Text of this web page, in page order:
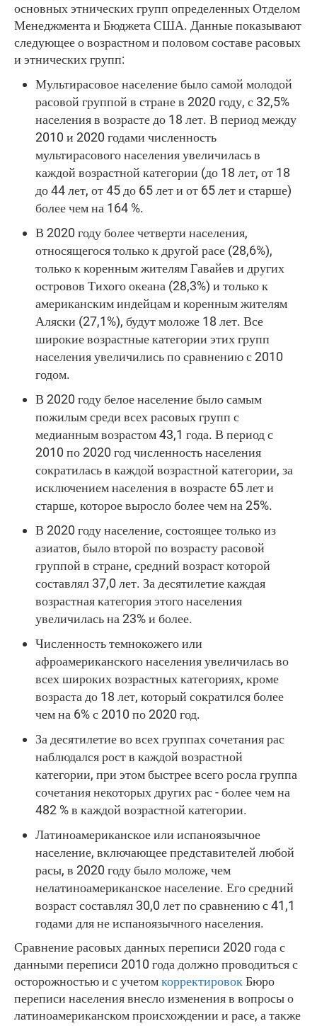
основных этнических групп определенных Отделом
Менеджмента и Бюджета США. Данные показывают
следующее о возрастном и половом составе расовых
и этнических групп:
Мультирасовое население было самой молодой
расовой группой в стране в 2020 году, с 32,5%
населения в возрасте до 18 лет. В период между
2010 и 2020 годами численность
мультирасового населения увеличилась в
каждой возрастной категории (до 18 лет, от 18
до 44 лет, от 45 до 65 лет и от 65 лет и старше)
более чем на 164 %.
В 2020 году более четверти населения,
относящегося только к другой расе (28,6%),
только к коренным жителям Гавайев и других
островов Тихого океана (28,3%) и только к
американским индейцам и коренным жителям
Аляски (27,1%), будут моложе 18 лет. Все
широкие возрастные категории этих групп
населения увеличились по сравнению с 2010
годом.
В 2020 году белое население было самым
пожилым среди всех расовых групп с
медианным возрастом 43,1 года. В период с
2010 по 2020 год численность населения
сократилась в каждой возрастной категории, за
исключением населения в возрасте 65 лет и
старше, которое выросло более чем на 25%.
В 2020 году население, состоящее только из
азиатов, было второй по возрасту расовой
группой в стране, средний возраст которой
составлял 37,0 лет. За десятилетие каждая
возрастная категория этого населения
увеличилась на 23% и более.
Численность темнокожего или
афроамериканского населения увеличилась во
всех широких возрастных категориях, кроме
возраста до 18 лет, который сократился более
чем на 6% с 2010 по 2020 год.
За десятилетие во всех группах сочетания рас
наблюдался рост в каждой возрастной
категории, при этом быстрее всего росла группа
сочетания некоторых других рас - более чем на
482 % в каждой возрастной категории.
Латиноамериканское или испаноязычное
население, включающее представителей любой
расы, в 2020 году было моложе, чем
нелатиноамериканское население. Его средний
возраст составлял 30,0 лет по сравнению с 41,1
годами для не испаноязычного населения.
Сравнение расовых данных переписи 2020 года с
данными переписи 2010 года должно проводиться с
осторожностью и с учетомкорректировокБюро
переписи населения внесло изменения в вопросы о
латиноамериканском происхождении и расе, а также